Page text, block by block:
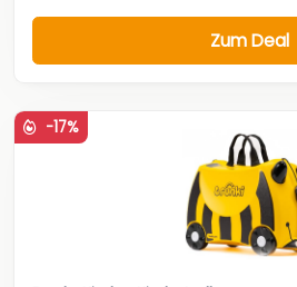
Zum Deal
-17%